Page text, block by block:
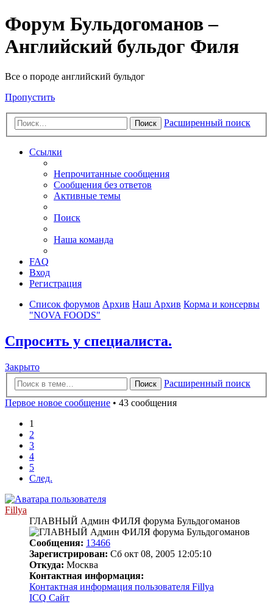
Форум Бульдогоманов –
Английский бульдог Филя
Все о породе английский бульдог
Пропустить
Поиск Расширенный поиск
Ссылки
Непрочитанные сообщения
Сообщения без ответов
Активные темы
Поиск
Наша команда
FAQ
Вход
Регистрация
Список форумов Архив Наш Архив Корма и консервы
"NOVA FOODS"
Спросить у специалиста.
Закрыто
Поиск
Расширенный поиск
Первое новое сообщение • 43 сообщения
1
2
3
4
5
След.
Fillya
ГЛАВНЫЙ Админ ФИЛЯ форума Бульдогоманов
Сообщения: 13466
Зарегистрирован: Сб окт 08, 2005 12:05:10
Откуда: Москва
Контактная информация:
Контактная информация пользователя Fillya
ICQ Сайт